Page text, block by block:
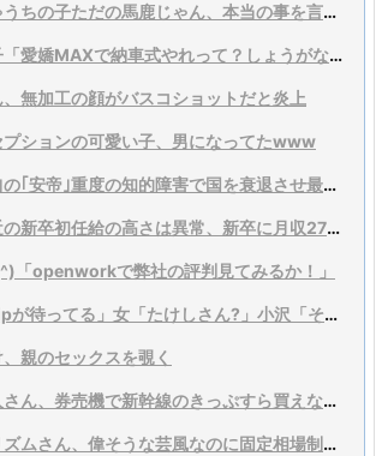
父親「それじゃうちの子ただの馬鹿じゃん、本当の事を言ってくれ」
【画像】女の子「愛嬌MAXで納車式やれって？しょうがないなあ…」
無加工の顔がバスコショットだと炎上
プションの可愛い子、男になってたwww
【中国史】｢晋｣の｢安帝｣重度の知的障害で国を衰退させ最後には暗殺される
中小企業「最近の新卒初任給の高さは異常、新卒に月収27万円とかありえない」
「openworkで弊社の評判見てみるか！」
小沢「世界的vipが待ってる」女「たけしさん?」小沢「それは言い過ぎ、そこまでではない」
親のセックスを覗く
【悲報】日本人さん、券売機で新幹線のきっぷすら買えないアホばかりだった…
【悲報】バカリズムさん、偉そうな芸風なのに固定相場制も知らない模様ｗｗｗｗ